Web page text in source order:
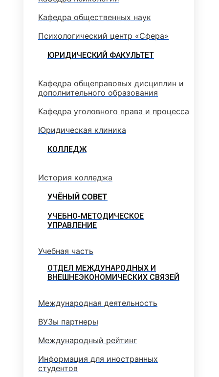
Кафедра общественных наук
Психологический центр «Сфера»
ЮРИДИЧЕСКИЙ ФАКУЛЬТЕТ
Кафедра общеправовых дисциплин и
дополнительного образования
Кафедра уголовного права и процесса
Юридическая клиника
КОЛЛЕДЖ
История колледжа
УЧЁНЫЙ СОВЕТ
УЧЕБНО-МЕТОДИЧЕСКОЕ
УПРАВЛЕНИЕ
Учебная часть
ОТДЕЛ МЕЖДУНАРОДНЫХ И
ВНЕШНЕЭКОНОМИЧЕСКИХ СВЯЗЕЙ
Международная деятельность
ВУЗы партнеры
Международный рейтинг
Информация для иностранных
студентов